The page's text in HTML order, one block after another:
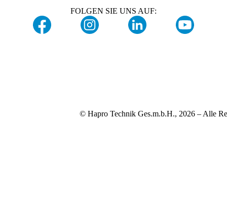
FOLGEN SIE UNS AUF:
© Hapro Technik Ges.m.b.H., 2026 – Alle